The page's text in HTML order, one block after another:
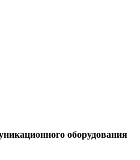
оборудования